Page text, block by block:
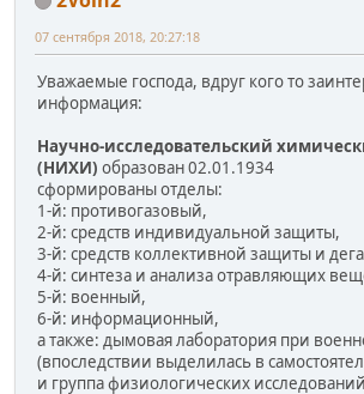
07 сентября 2018, 20:27:18
Уважаемые господа, вдруг кого то
информация:
Научно-исследовательский
(НИХИ) образован 02.01.1934
сформированы отделы:
1-й: противогазовый,
2-й: средств индивидуальной защиты,
3-й: средств коллективной защиты и
4-й: синтеза и анализа отравляющих
5-й: военный,
6-й: информационный,
а также: дымовая лаборатория при
(впоследствии выделилась в
и группа физиологических